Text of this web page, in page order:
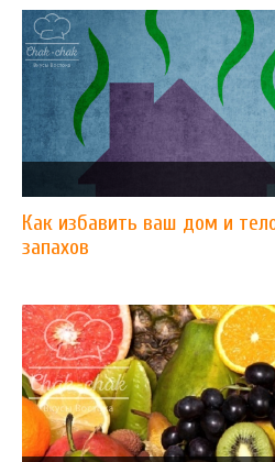
Как избавить ваш дом и
запахов